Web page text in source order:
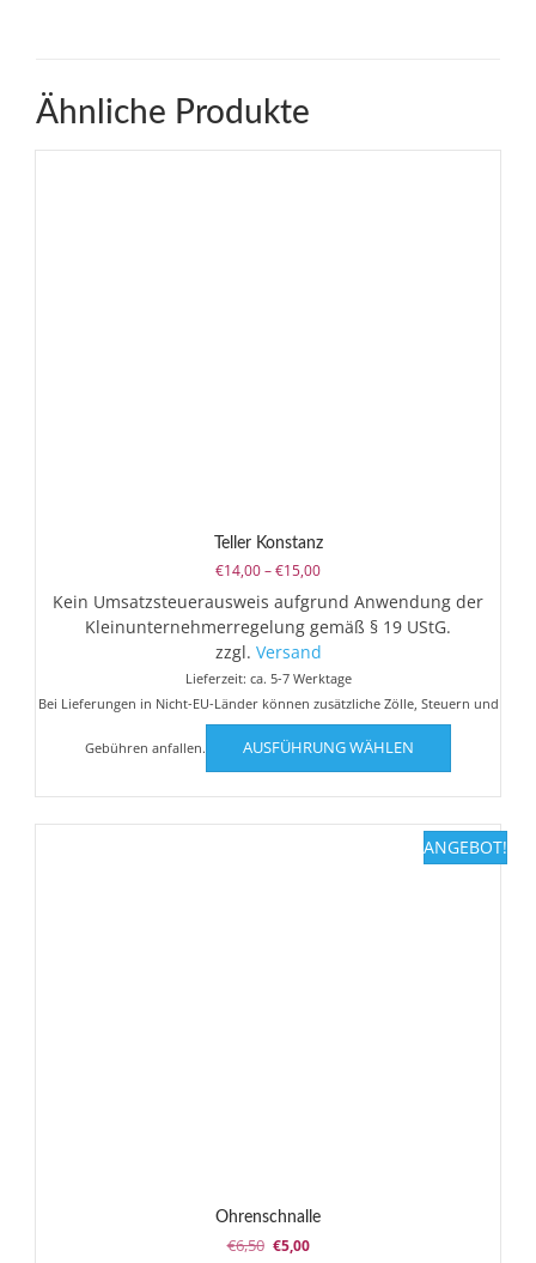
Ähnliche Produkte
Teller Konstanz
€14,00–€15,00Preisspanne:
€14,00
bis
€15,00
Kein Umsatzsteuerausweis aufgrund Anwendung der
Kleinunternehmerregelung gemäß § 19 UStG.
zzgl. Versand
Lieferzeit: ca. 5-7 Werktage
Bei Lieferungen in Nicht-EU-Länder können zusätzliche Zölle, Steuern und
Gebühren anfallen. AUSFÜHRUNG WÄHLEN
Dieses
weist
mehrere
Varianten
auf.
ANGEBOT!
Ohrenschnalle
€6,50 Ursprünglicher
€5,00Aktueller